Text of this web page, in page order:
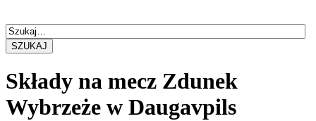
SZUKAJ
Składy na mecz Zdunek
Wybrzeże w Daugavpils